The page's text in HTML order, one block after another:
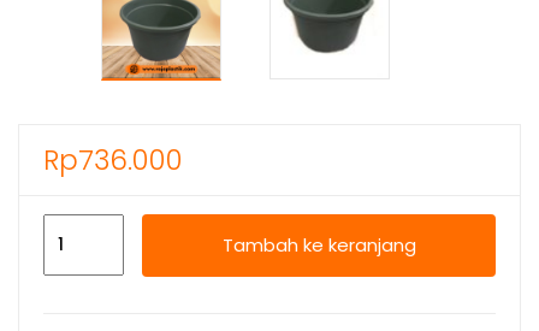
Rp736.000
Tambah ke keranjang